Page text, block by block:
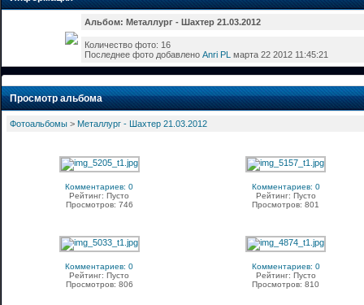
Альбом: Металлург - Шахтер 21.03.2012
Количество фото: 16
Последнее фото добавлено Anri PL марта 22 2012 11:45:21
Просмотр альбома
Фотоальбомы > Металлург - Шахтер 21.03.2012
Комментариев: 0
Рейтинг: Пусто
Просмотров: 746
Комментариев: 0
Рейтинг: Пусто
Просмотров: 801
Комментариев: 0
Рейтинг: Пусто
Просмотров: 806
Комментариев: 0
Рейтинг: Пусто
Просмотров: 810